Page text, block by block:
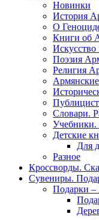
Новинки
История
О
Книги об
Иcкусство
Поэзия
Религия
Словари.
Учебники.
Детские
Для
Разное
Кроссворды.
Сувениры.
Подарки